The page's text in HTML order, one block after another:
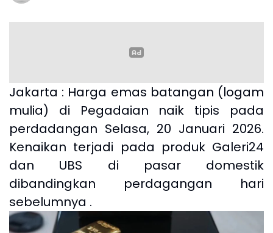
Jakarta : Harga emas batangan (logam
mulia) di Pegadaian naik tipis pada
perdadangan Selasa, 20 Januari 2026.
Kenaikan terjadi pada produk Galeri24
dan UBS di pasar domestik
dibandingkan perdagangan hari
sebelumnya .